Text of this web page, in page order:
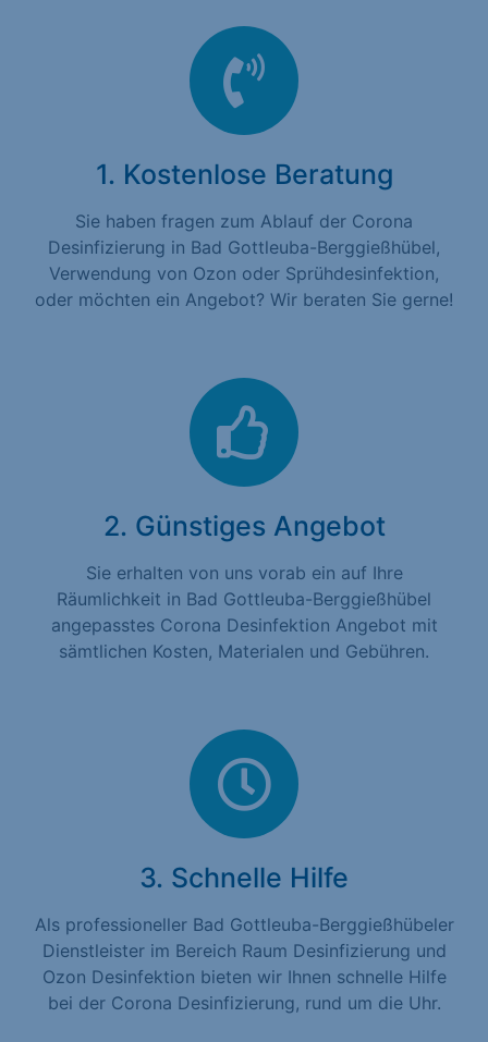
1. Kostenlose Beratung
Sie haben fragen zum Ablauf der Corona
Desinfizierung in Bad Gottleuba-Berggießhübel,
Verwendung von Ozon oder Sprühdesinfektion,
oder möchten ein Angebot? Wir beraten Sie gerne!
2. Günstiges Angebot
Sie erhalten von uns vorab ein auf Ihre
Räumlichkeit in Bad Gottleuba-Berggießhübel
angepasstes Corona Desinfektion Angebot mit
sämtlichen Kosten, Materialen und Gebühren.
3. Schnelle Hilfe
Als professioneller Bad Gottleuba-Berggießhübeler
Dienstleister im Bereich Raum Desinfizierung und
Ozon Desinfektion bieten wir Ihnen schnelle Hilfe
bei der Corona Desinfizierung, rund um die Uhr.